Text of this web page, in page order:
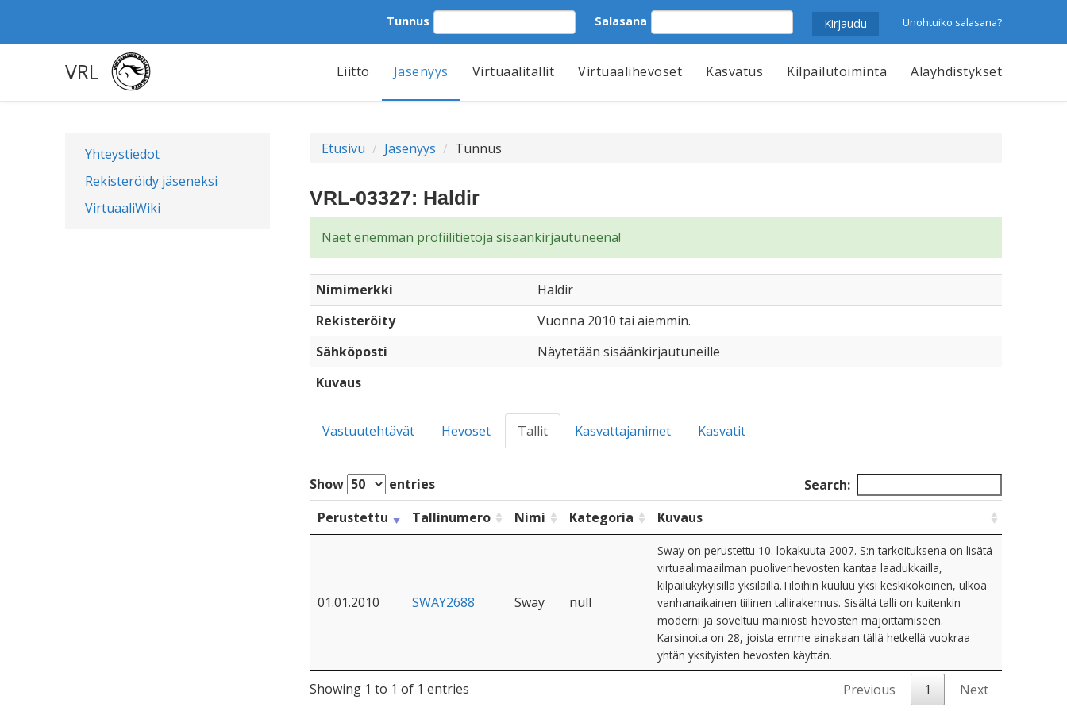
Tunnus Salasana Unohtuiko salasana?
VRL Liitto Jäsenyys Virtuaalitallit Virtuaalihevoset Kasvatus Kilpailutoiminta Alayhdistykset
Yhteystiedot
Rekisteröidy jäseneksi
VirtuaaliWiki
Etusivu Jäsenyys Tunnus
VRL-03327: Haldir
Näet enemmän profiilitietoja sisäänkirjautuneena!
Nimimerkki
Haldir
Rekisteröity
Vuonna 2010 tai aiemmin.
Sähköposti
Näytetään sisäänkirjautuneille
Kuvaus
Vastuutehtävät Hevoset Tallit Kasvattajanimet Kasvatit
Show entries
Search:
Perustettu
Tallinumero Nimi Kategoria Kuvaus
01.01.2010 SWAY2688 Sway null
Sway on perustettu 10. lokakuuta 2007. S:n tarkoituksena on lisätä
virtuaalimaailman puoliverihevosten kantaa laadukkailla,
kilpailukykyisillä yksiläillä.Tiloihin kuuluu yksi keskikokoinen, ulkoa
vanhanaikainen tiilinen tallirakennus. Sisältä talli on kuitenkin
moderni ja soveltuu mainiosti hevosten majoittamiseen.
Karsinoita on 28, joista emme ainakaan tällä hetkellä vuokraa
yhtän yksityisten hevosten käyttän.
Showing 1 to 1 of 1 entries Previous 1 Next